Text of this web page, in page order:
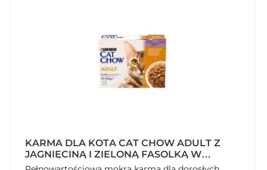
KARMA DLA KOTA CAT CHOW ADULT Z
JAGNIĘCINĄ I ZIELONĄ FASOLKĄ W
GALARETCE 850 G (10 X 85 G)